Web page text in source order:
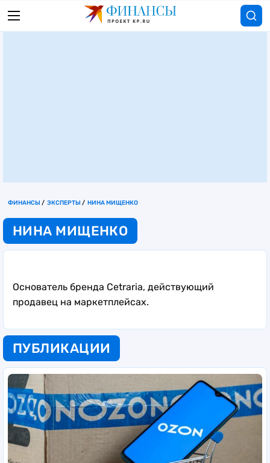
ФИНАНСЫ ЭКСПЕРТЫ НИНА МИЩЕНКО
НИНА МИЩЕНКО
Основатель бренда Cetraria, действующий
продавец на маркетплейсах.
ПУБЛИКАЦИИ